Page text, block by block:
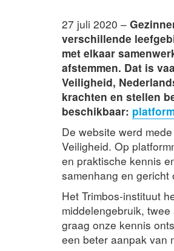
27 juli 2020 –
verschillende
met elkaar
afstemmen. Dat is
Veiligheid,
krachten en stellen
beschikbaar:
De website werd
Veiligheid. Op
en praktische kennis
samenhang en
Het Trimbos-instituut
middelengebruik,
graag onze kennis
een beter aanpak van